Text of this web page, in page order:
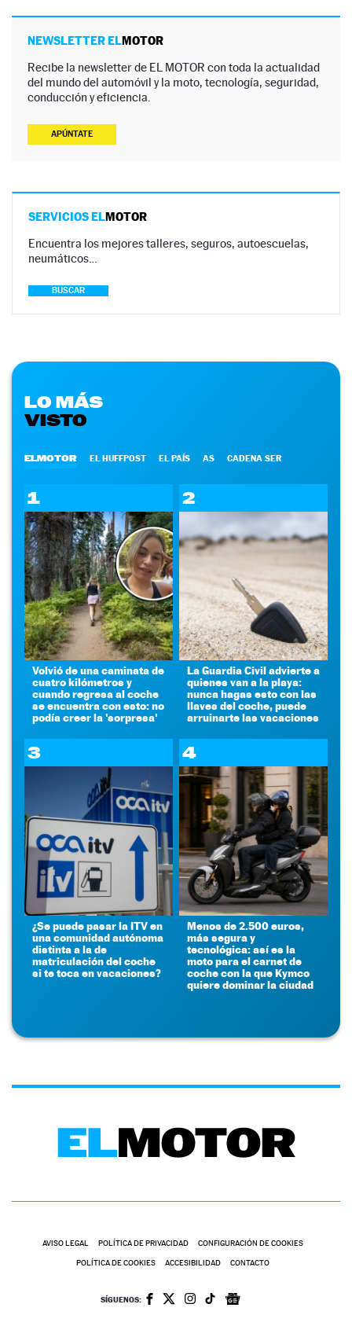
NEWSLETTER ELMOTOR
Recibe la newsletter de EL MOTOR con toda la actualidad
del mundo del automóvil y la moto, tecnología, seguridad,
conducción y eficiencia.
APÚNTATE
SERVICIOS ELMOTOR
Encuentra los mejores talleres, seguros, autoescuelas,
neumáticos…
BUSCAR
LO MÁS
VISTO
ELMOTOR EL HUFFPOST EL PAÍS AS CADENA SER
1
Volvió de una caminata de
cuatro kilómetros y
cuando regresa al coche
se encuentra con esto: no
podía creer la 'sorpresa'
2
La Guardia Civil advierte a
quienes van a la playa:
nunca hagas esto con las
llaves del coche, puede
arruinarte las vacaciones
3
¿Se puede pasar la ITV en
una comunidad autónoma
distinta a la de
matriculación del coche
si te toca en vacaciones?
4
Menos de 2.500 euros,
más segura y
tecnológica: así es la
moto para el carnet de
coche con la que Kymco
quiere dominar la ciudad
AVISO LEGAL POLÍTICA DE PRIVACIDAD CONFIGURACIÓN DE COOKIES
POLÍTICA DE COOKIES ACCESIBILIDAD CONTACTO
SÍGUENOS: